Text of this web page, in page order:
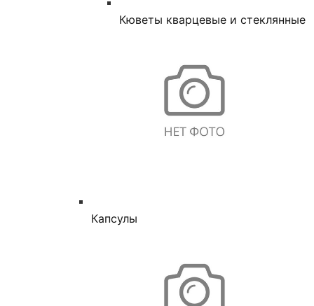
Кюветы кварцевые и стеклянные
Капсулы